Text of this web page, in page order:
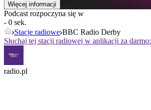
Więcej informacji
Podcast rozpoczyna się w
- 0 sek.
Stacje radiowe BBC Radio Derby
Słuchaj tej stacji radiowej w aplikacji za darmo:
radio.pl